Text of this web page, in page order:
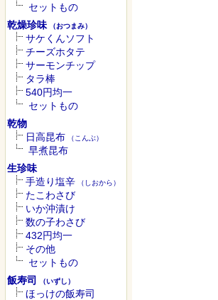
セットもの
乾燥珍味 （おつまみ）
サケくんソフト
チーズホタテ
サーモンチップ
タラ棒
540円均一
セットもの
乾物
日高昆布 （こんぶ）
早煮昆布
生珍味
手造り塩辛 （しおから）
たこわさび
いか沖漬け
数の子わさび
432円均一
その他
セットもの
飯寿司
（いずし）
ほっけの飯寿司